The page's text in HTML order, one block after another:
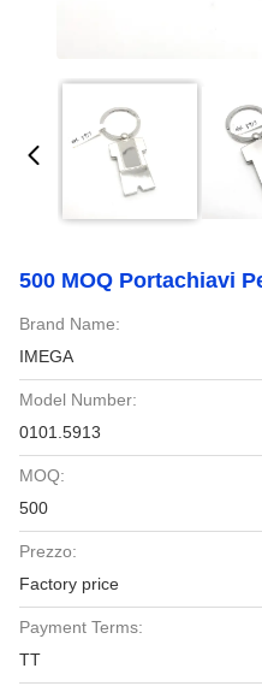
500 MOQ Portachiavi
Brand Name:
IMEGA
Model Number:
0101.5913
MOQ:
500
Prezzo:
Factory price
Payment Terms:
TT